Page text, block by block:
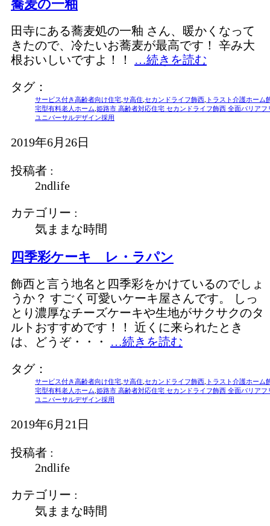
蕎麦の一釉
田寺にある蕎麦処の一釉 さん、暖かくなって
きたので、冷たいお蕎麦が最高です！ 辛み大
根おいしいですよ！！ …続きを読む
タグ：
サービス付き高齢者向け住宅 サ高住 セカンドライフ飾西 トラスト介護ホーム
宅型有料老人ホーム 姫路市 高齢者対応住宅 セカンドライフ飾西 全面バリアフ
ユニバーサルデザイン採用
2019年6月26日
投稿者 :
2ndlife
カテゴリー :
気ままな時間
四季彩ケーキ レ・ラパン
飾西と言う地名と四季彩をかけているのでしょ
うか？ すごく可愛いケーキ屋さんです。 しっ
とり濃厚なチーズケーキや生地がサクサクのタ
ルトおすすめです！！ 近くに来られたとき
は、どうぞ・・・ …続きを読む
タグ：
サービス付き高齢者向け住宅 サ高住 セカンドライフ飾西 トラスト介護ホーム
宅型有料老人ホーム 姫路市 高齢者対応住宅 セカンドライフ飾西 全面バリアフ
ユニバーサルデザイン採用
2019年6月21日
投稿者 :
2ndlife
カテゴリー :
気ままな時間